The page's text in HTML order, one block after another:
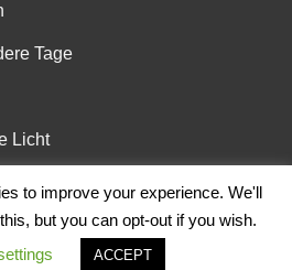
Tage
Licht
DOROTHE WILMANNS |
CATCH THEMES
to improve your experience. We'll
but you can opt-out if you wish.
ACCEPT